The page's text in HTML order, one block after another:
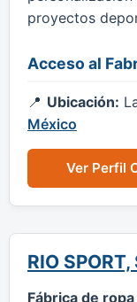
proyectos
Acceso al
Ubicación:
México
Ver Perfil
RIO
Fábrica de